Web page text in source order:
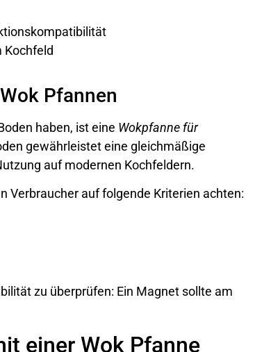
Kochfeld
Pfannen
haben, ist eine Wokpfanne für
gewährleistet eine gleichmäßige
auf modernen Kochfeldern.
Verbraucher auf folgende Kriterien achten:
zu überprüfen: Ein Magnet sollte am
einer Wok Pfanne